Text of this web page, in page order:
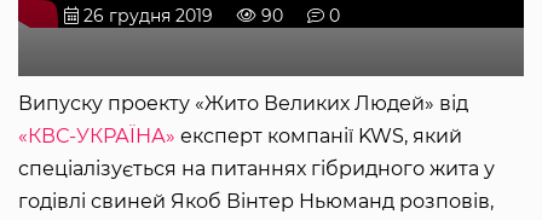
26 грудня 2019 90 0
Випуску проекту «Жито Великих Людей» від
«КВС-УКРАЇНА» експерт компанії KWS, який
спеціалізується на питаннях гібридного жита у
годівлі свиней Якоб Вінтер Ньюманд розповів,